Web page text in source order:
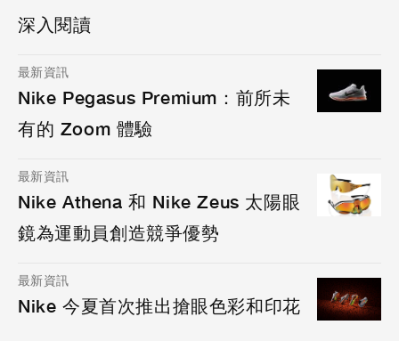
深入閱讀
最新資訊
Nike Pegasus Premium：前所未
有的 Zoom 體驗
最新資訊
Nike Athena 和 Nike Zeus 太陽眼
鏡為運動員創造競爭優勢
最新資訊
Nike 今夏首次推出搶眼色彩和印花